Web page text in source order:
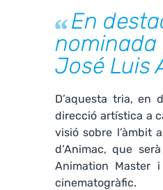
En
nominada
José Luis
D’aquesta tria, en
direcció artística a
visió sobre l’àmbit
d’Animac, que
Animation Master
cinematogràfic.